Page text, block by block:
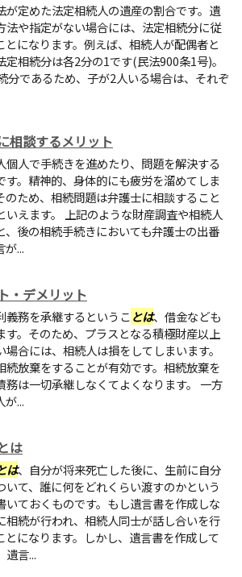
が定めた法定相続人の遺産の割合です。遺
法や指定がない場合には、法定相続分に従
とになります。例えば、相続人が配偶者と
相続分は各2分の1です(民法900条1号)。
分であるため、子が2人いる場合は、それぞ
相談するメリット
個人で手続きを進めたり、問題を解決する
す。精神的、身体的にも疲労を溜めてしま
のため、相続問題は弁護士に相談すること
いえます。 上記のような財産調査や相続人
、後の相続手続きにおいても弁護士の出番
が...
・デメリット
義務を承継するということは、借金なども
す。そのため、プラスとなる積極財産以上
合には、相続人は損をしてしまいます。
続放棄をすることが有効です。相続放棄を
務は一切承継しなくてよくなります。 一方
が...
は
は、自分が将来死亡した後に、生前に自分
いて、誰に何をどれくらい渡すのかという
いておくものです。もし遺言書を作成しな
相続が行われ、相続人同士が話し合いを行
とになります。しかし、遺言書を作成して
遺言...